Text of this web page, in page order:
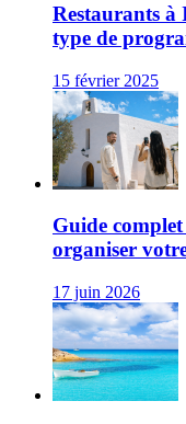
Restaurants à
type de
15 février 2025
Guide
organiser
17 juin 2026